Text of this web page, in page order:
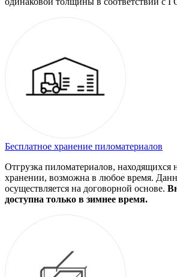
Бесплатное хранение пиломатериалов
Отгрузка пиломатериалов, находящихся
хранении, возможна в любое время.
осуществляется на договорной основе.
доступна только в зимнее время.